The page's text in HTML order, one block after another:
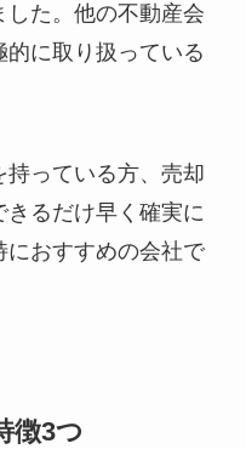
た。他の不動産会
に取り扱っている
っている方、売却
るだけ早く確実に
おすすめの会社で
徴3つ